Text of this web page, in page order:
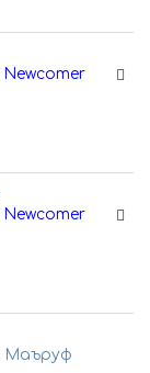
Newcomer
Newcomer
Маъруф